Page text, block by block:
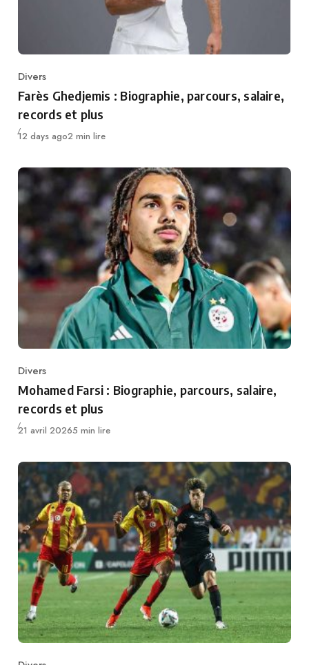
Category
Divers
Farès Ghedjemis : Biographie, parcours, salaire,
records et plus
Publié
12 days ago2 min lire
Category
Divers
Mohamed Farsi : Biographie, parcours, salaire,
records et plus
Publié
21 avril 20265 min lire